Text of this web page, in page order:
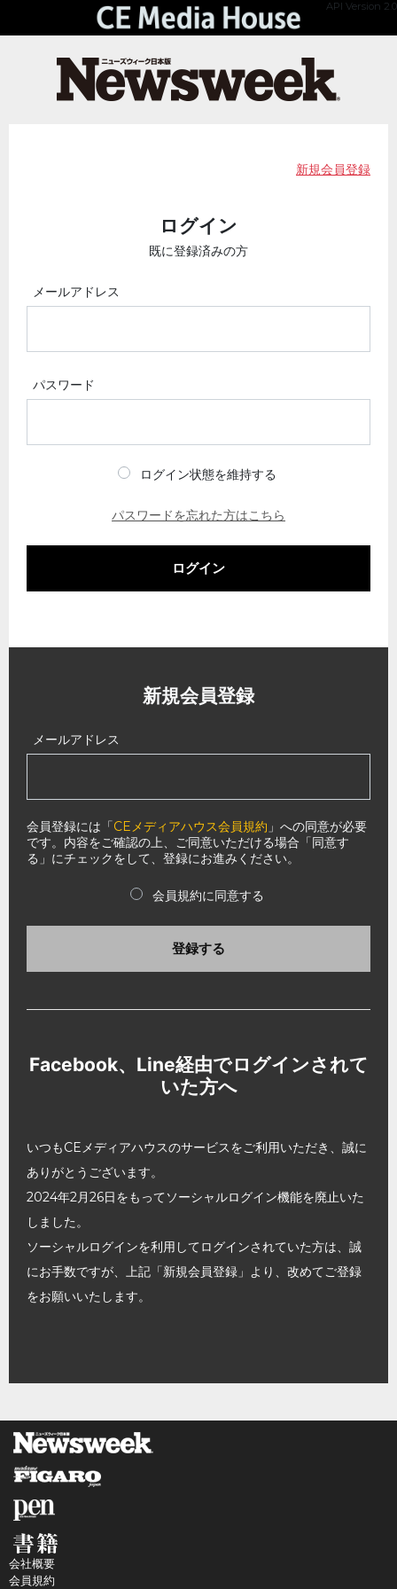
API Version 2.0
新規会員登録
ログイン
既に登録済みの方
メールアドレス
パスワード
ログイン状態を維持する
パスワードを忘れた方はこちら
ログイン
新規会員登録
メールアドレス
会員登録には「CEメディアハウス会員規約 」への同意が必要
です。内容をご確認の上、ご同意いただける場合「同意す
る」にチェックをして、登録にお進みください。
会員規約に同意する
登録する
Facebook、Line経由でログインされて
いた方へ
いつもCEメディアハウスのサービスをご利用いただき、誠に
ありがとうございます。
2024年2月26日をもってソーシャルログイン機能を廃止いた
しました。
ソーシャルログインを利用してログインされていた方は、誠
にお手数ですが、上記「新規会員登録」より、改めてご登録
をお願いいたします。
会社概要
会員規約